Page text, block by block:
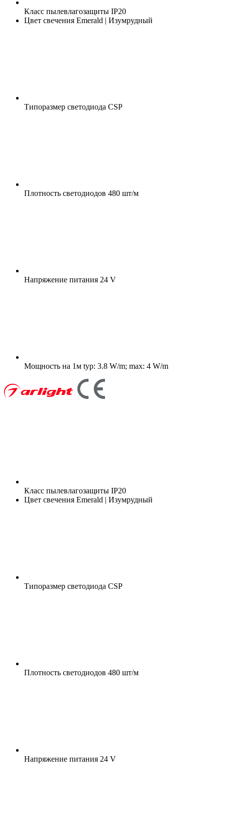
Класс пылевлагозащиты IP20
Цвет свечения Emerald | Изумрудный
Типоразмер светодиода CSP
Плотность светодиодов 480 шт/м
Напряжение питания 24 V
Мощность на 1м typ: 3.8 W/m; max: 4 W/m
Класс пылевлагозащиты IP20
Цвет свечения Emerald | Изумрудный
Типоразмер светодиода CSP
Плотность светодиодов 480 шт/м
Напряжение питания 24 V